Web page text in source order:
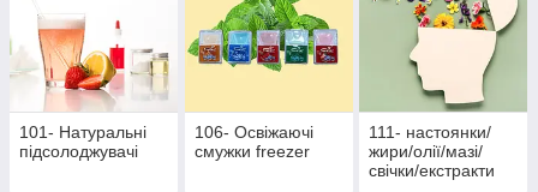
101- Натуральні
підсолоджувачі
106- Освіжаючі
смужки freezer
111- настоянки/
жири/олії/мазі/
свічки/екстракти